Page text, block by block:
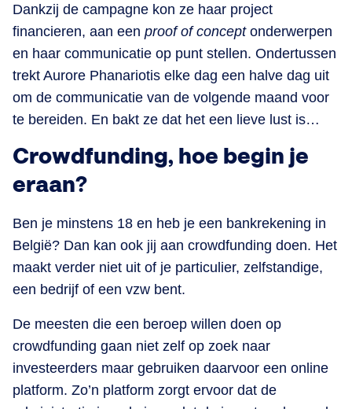
Dankzij de campagne kon ze haar project
financieren, aan een proof of conceptonderwerpen
en haar communicatie op punt stellen. Ondertussen
trekt Aurore Phanariotis elke dag een halve dag uit
om de communicatie van de volgende maand voor
te bereiden. En bakt ze dat het een lieve lust is…
Crowdfunding, hoe begin je
eraan?
Ben je minstens 18 en heb je een bankrekening in
België? Dan kan ook jij aan crowdfunding doen. Het
maakt verder niet uit of je particulier, zelfstandige,
een bedrijf of een vzw bent.
De meesten die een beroep willen doen op
crowdfunding gaan niet zelf op zoek naar
investeerders maar gebruiken daarvoor een online
platform. Zo’n platform zorgt ervoor dat de